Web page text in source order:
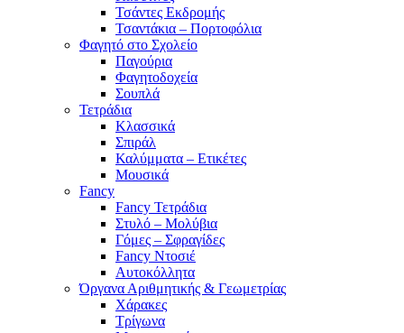
Τσάντες Εκδρομής
Τσαντάκια – Πορτοφόλια
Φαγητό στο Σχολείο
Παγούρια
Φαγητοδοχεία
Σουπλά
Τετράδια
Κλασσικά
Σπιράλ
Καλύμματα – Ετικέτες
Μουσικά
Fancy
Fancy Τετράδια
Στυλό – Μολύβια
Γόμες – Σφραγίδες
Fancy Ντοσιέ
Αυτοκόλλητα
Όργανα Αριθμητικής & Γεωμετρίας
Χάρακες
Τρίγωνα